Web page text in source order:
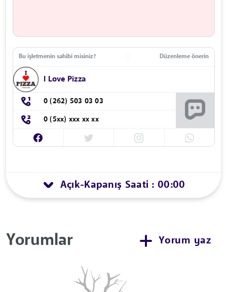
Bu işletmenin sahibi misiniz? Düzenleme önerin
I Love Pizza
0 (262) 503 03 03
0 (5xx) xxx xx xx
Açık-Kapanış Saati : 00:00
Yorumlar Yorum yaz